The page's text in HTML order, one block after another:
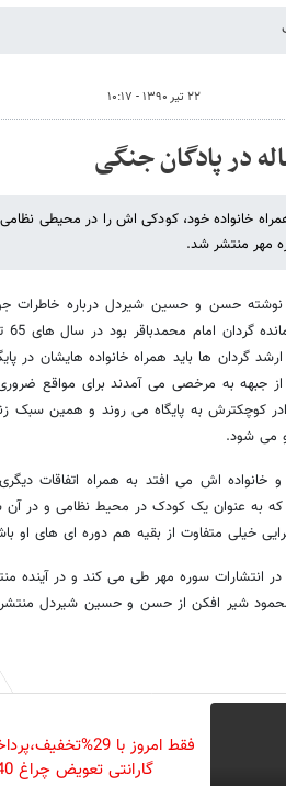
۲۲ تیر ۱۳۹۰ - ۱۰:۱۷
کودکی 9ساله که به همراه خانواده خود، کودکی اش را در
مهر منتشر شد.
کلیه فرماندهان ارشد گردان ها باید همراه خانواده
از جبهه به مرخصی می آمدند برای مواقع
می شود.
و خانواده اش می افتد به همراه اتفاقات
که به عنوان یک کودک در محیط نظامی و در
خیلی متفاوت از بقیه هم دوره ای های او
سازی را در انتشارات سوره مهر طی می کند و در
محمود شیر افکن از حسن و حسین شیردل
فقط امروز با
گارانتی تعویض چراغ 40 وات بخر